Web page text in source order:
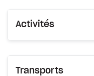
Activités
Transports